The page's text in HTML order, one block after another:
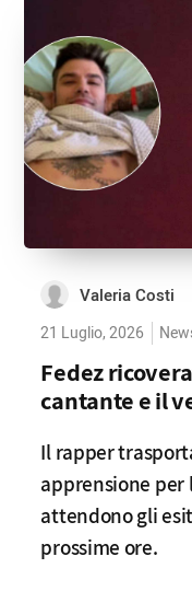
Valeria Costi
21 Luglio, 2026
Fedez
cantante e il
Il rapper
apprensione per
attendono gli
prossime ore.